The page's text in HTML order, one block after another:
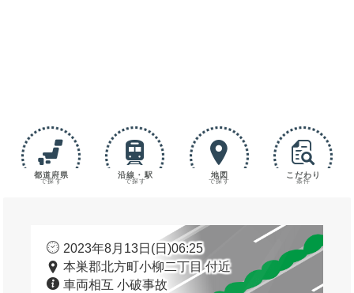
都道府県
で探す
沿線・駅
で探す
地図
で探す
こだわり
条件
2023年8月13日(日)06:25
本巣郡北方町小柳二丁目 付近
車両相互 小破事故